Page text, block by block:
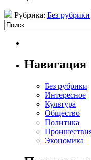
Рубрика: Без рубрики
Навигация
Без рубрики
Интересное
Культура
Общество
Политика
Экономика